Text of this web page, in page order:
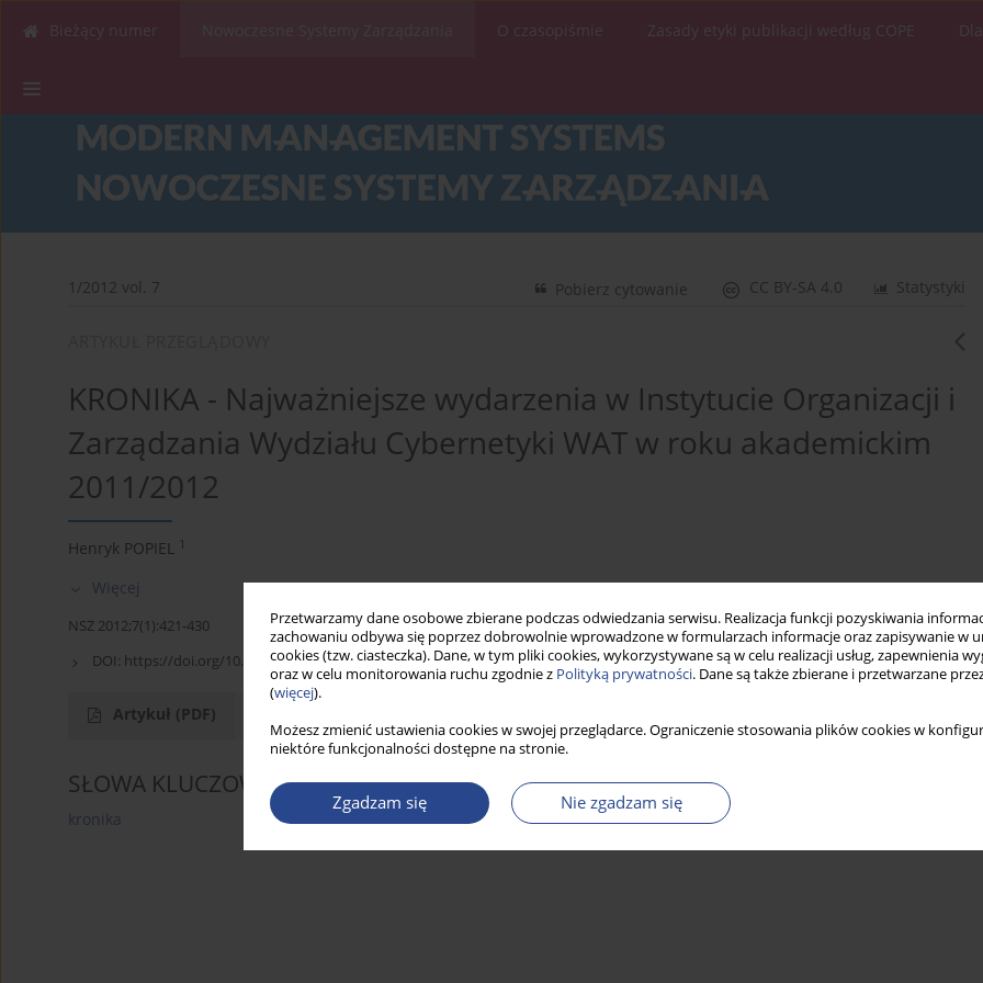
Przetwarzamy dane osobowe zbierane podczas odwiedzania serwisu. Realizacja funkcji pozyskiwania
zachowaniu odbywa się poprzez dobrowolnie wprowadzone w formularzach informacje oraz zapisywanie w
cookies (tzw. ciasteczka). Dane, w tym pliki cookies, wykorzystywane są w celu realizacji usług, zapewnienia
oraz w celu monitorowania ruchu zgodnie z Polityką prywatności. Dane są także zbierane i przetwarzane
(więcej).
Możesz zmienić ustawienia cookies w swojej przeglądarce. Ograniczenie stosowania plików cookies w
niektóre funkcjonalności dostępne na stronie.
Zgadzam się Nie zgadzam się
Bieżący numer O czasopiśmie Zasady etyki publikacji według COPE
1/2012 vol. 7 Statystyki
CC BY-SA 4.0
Pobierz cytowanie
KRONIKA - Najważniejsze wydarzenia w Instytucie Organizacji i
Zarządzania Wydziału Cybernetyki WAT w roku akademickim
2011/2012
Henryk POPIEL 1
Więcej
NSZ 2012;7(1):421-430
DOI: https://doi.org/10.5604/18969380.1159271
Artykuł (PDF)
SŁOWA KLUCZOWE
kronika